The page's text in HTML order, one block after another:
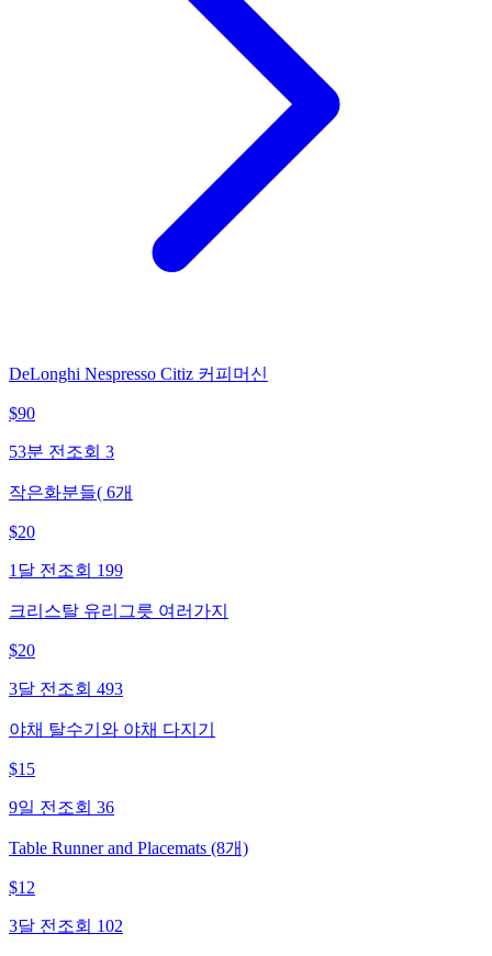
DeLonghi Nespresso Citiz 커피머신
$90
53분 전 조회 3
작은화분들( 6개
$20
1달 전 조회 199
크리스탈 유리그릇 여러가지
$20
3달 전 조회 493
야채 탈수기와 야채 다지기
$15
9일 전 조회 36
Table Runner and Placemats (8개)
$12
3달 전 조회 102